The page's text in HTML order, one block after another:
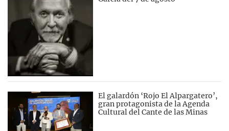
El galardón ‘Rojo El Alpargatero’,
gran protagonista de la Agenda
Cultural del Cante de las Minas